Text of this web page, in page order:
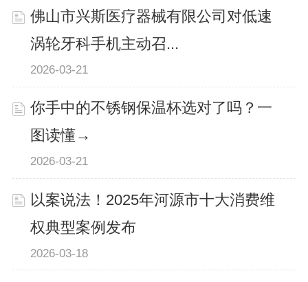
佛山市兴斯医疗器械有限公司对低速
涡轮牙科手机主动召...
2026-03-21
你手中的不锈钢保温杯选对了吗？一
图读懂→
2026-03-21
以案说法！2025年河源市十大消费维
权典型案例发布
2026-03-18